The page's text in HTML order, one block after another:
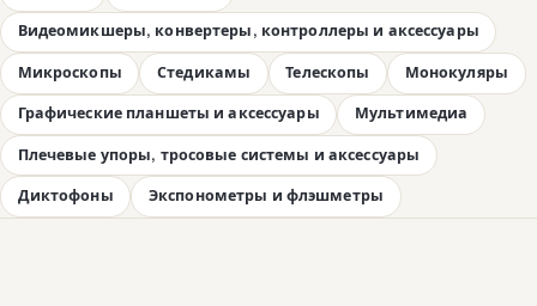
Видеомикшеры, конвертеры, контроллеры и аксессуары
Микроскопы Стедикамы Телескопы Монокуляры
Графические планшеты и аксессуары Мультимедиа
Плечевые упоры, тросовые системы и аксессуары
Диктофоны Экспонометры и флэшметры